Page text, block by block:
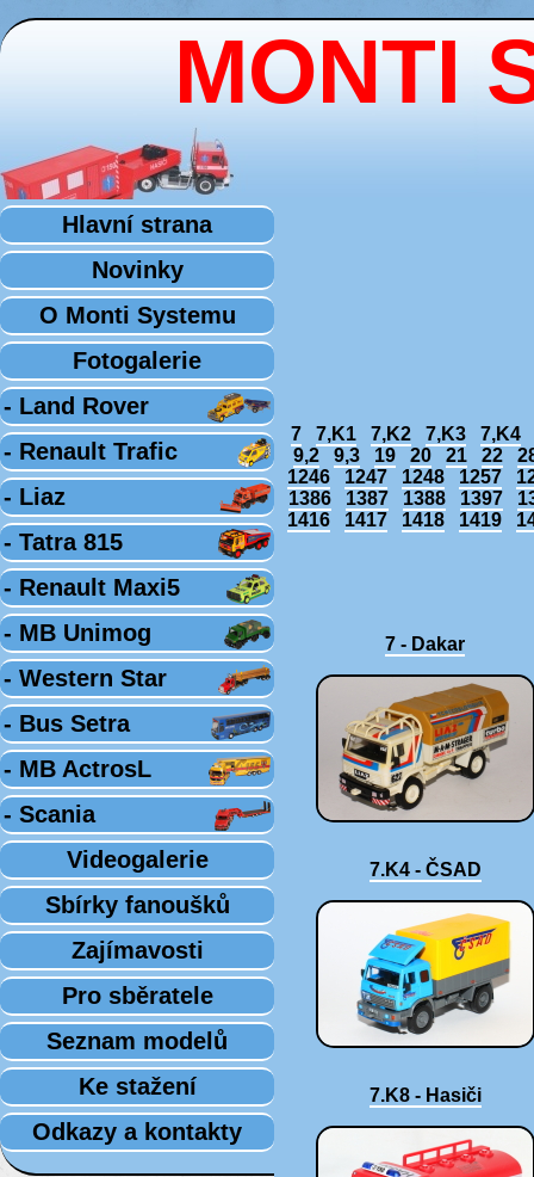
MONTI
Hlavní strana
Novinky
O Monti Systemu
Fotogalerie
- Land Rover
- Renault Trafic
- Liaz
- Tatra 815
- Renault Maxi5
- MB Unimog
- Western Star
- Bus Setra
- MB ActrosL
- Scania
Videogalerie
Sbírky fanoušků
Zajímavosti
Pro sběratele
Seznam modelů
Ke stažení
Odkazy a kontakty
7 7,K1 7,K2 7,K3
7,K4
9,2
9,3 19 20 21 22
1246
1247 1248 1257
1386
1387 1388 1397
1416
1417 1418 1419
7 - Dakar
7.K4 - ČSAD
7.K8 - Hasiči